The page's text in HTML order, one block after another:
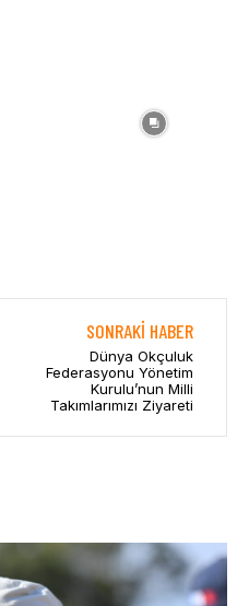
SONRAKI HABER
Dünya Okçuluk
Federasyonu Yönetim
Kurulu’nun Milli
Takımlarımızı Ziyareti